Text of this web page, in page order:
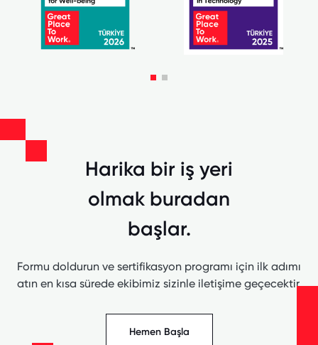
Harika bir iş yeri
olmak buradan
başlar.
Formu doldurun ve sertifikasyon programı için ilk adımı
atın en kısa sürede ekibimiz sizinle iletişime geçecektir.
Hemen Başla